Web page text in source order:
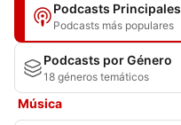
Podcasts Principales
Podcasts más populares
Podcasts por Género
18 géneros temáticos
Música